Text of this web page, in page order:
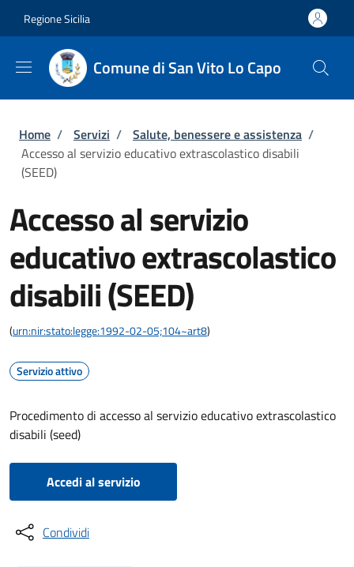
Regione Sicilia
Comune di San Vito Lo Capo
Briciole di pane
Home / Servizi / Salute, benessere e assistenza /
Accesso al servizio educativo extrascolastico disabili
(SEED)
Accesso al servizio
educativo extrascolastico
disabili (SEED)
(urn:nir:stato:legge:1992-02-05;104~art8)
Servizio attivo
Procedimento di accesso al servizio educativo extrascolastico
disabili (seed)
Accedi al servizio
Condividi